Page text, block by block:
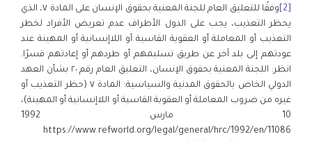
[2]
وفقًا للتعليق العام للجنة المعنية بحقوق الإنسان على المادة ٧، الذي
يحظر التعذيب، يجب على الدول الأطراف عدم تعريض الأفراد لخطر
التعذيب أو المعاملة أو العقوبة القاسية أو اللاإنسانية أو المهينة عند
عودتهم إلى بلد آخر عن طريق تسليمهم أو طردهم أو إعادتهم قسرًا.
انظر: اللجنة المعنية بحقوق الإنسان، التعليق العام رقم ٢٠ بشأن العهد
الدولي الخاص بالحقوق المدنية والسياسية: المادة ٧ (حظر التعذيب أو
غيره من ضروب المعاملة أو العقوبة القاسية أو اللاإنسانية أو المهينة)،
10 مارس 1992
https://www.refworld.org/legal/general/hrc/1992/en/11086